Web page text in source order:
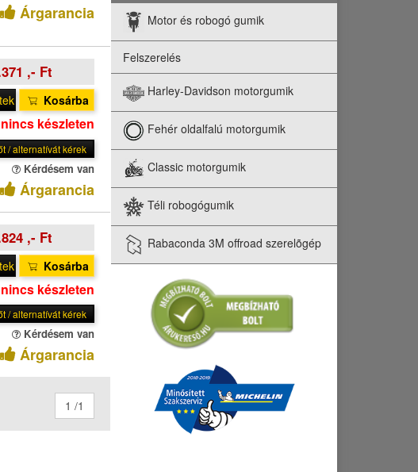
Árgarancia
,- Ft
Kosárba
készleten
/ alternatívát kérek
Kérdésem van
Árgarancia
,- Ft
Kosárba
készleten
/ alternatívát kérek
Kérdésem van
Árgarancia
1 /1
Motor és robogó gumik
Felszerelés
Harley-Davidson motorgumik
Fehér oldalfalú motorgumik
Classic motorgumik
Téli robogógumik
Rabaconda 3M offroad szerelõgép